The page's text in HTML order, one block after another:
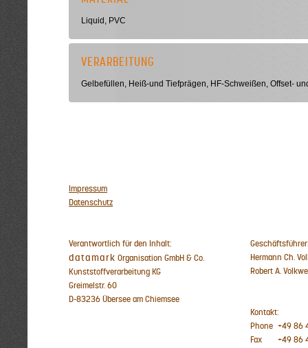
Liquid, PVC
VERARBEITUNG
Gelbefüllen, Heiß-und Tiefprägen, HF-Schweißen, Offset-
Impressum
Datenschutz
Verantwortlich für den Inhalt:
datamark Organisation GmbH & Co.
Kunststoffverarbeitung KG
Greimelstr. 60
D-83236 Übersee am Chiemsee
Geschäftsführer:
Hermann Ch.
Robert A.
Kontakt:
Phone +49 86
Fax
+49 86